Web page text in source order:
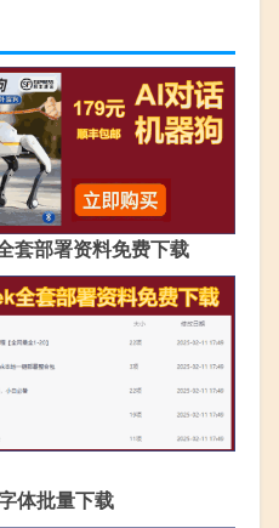
套部署资料免费下载
体批量下载